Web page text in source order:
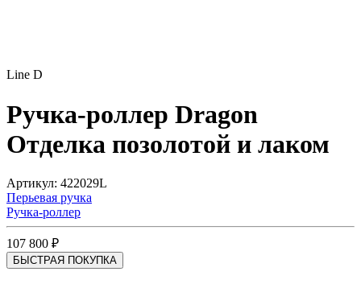
Line D
Ручка-роллер Dragon
Отделка позолотой и лаком
Артикул: 422029L
Перьевая ручка
Ручка-роллер
107 800 ₽
БЫСТРАЯ ПОКУПКА